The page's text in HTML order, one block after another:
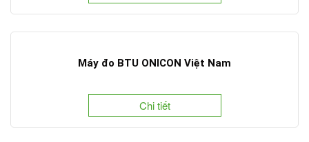
Máy đo BTU ONICON Việt Nam
Chi tiết